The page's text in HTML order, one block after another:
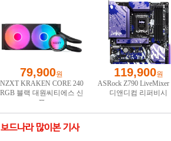
보드나라 많이본 기사